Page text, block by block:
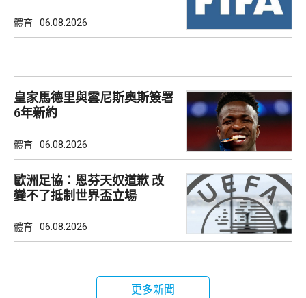
體育 06.08.2026
皇家馬德里與雲尼斯奧斯簽署
6年新約
體育 06.08.2026
歐洲足協：恩芬天奴道歉 改
變不了抵制世界盃立場
體育 06.08.2026
更多新聞